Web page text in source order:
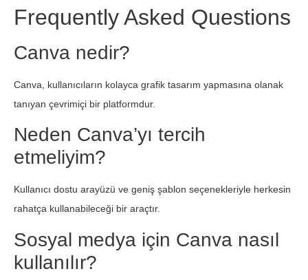
Frequently Asked Questions
Canva nedir?
Canva, kullanıcıların kolayca grafik tasarım yapmasına olanak
tanıyan çevrimiçi bir platformdur.
Neden Canva’yı tercih
etmeliyim?
Kullanıcı dostu arayüzü ve geniş şablon seçenekleriyle herkesin
rahatça kullanabileceği bir araçtır.
Sosyal medya için Canva nasıl
kullanılır?